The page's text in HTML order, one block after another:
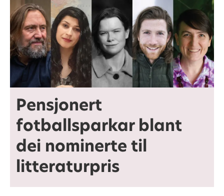
Pensjonert
fotballsparkar blant
dei nominerte til
litteraturpris